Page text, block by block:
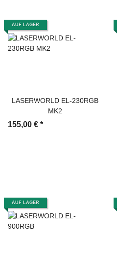
AUF LAGER
LASERWORLD EL-230RGB
MK2
155,00 € *
AUF LAGER